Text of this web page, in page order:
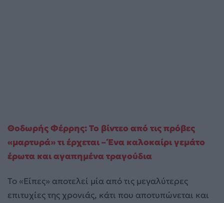
Θοδωρής Φέρρης: Το βίντεο από τις πρόβες
«μαρτυρά» τι έρχεται – Ένα καλοκαίρι γεμάτο
έρωτα και αγαπημένα τραγούδια
Το «Είπες» αποτελεί μία από τις μεγαλύτερες
επιτυχίες της χρονιάς, κάτι που αποτυπώνεται και